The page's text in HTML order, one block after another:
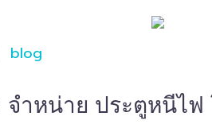
blog
จำหน่าย ประตูหนีไฟ